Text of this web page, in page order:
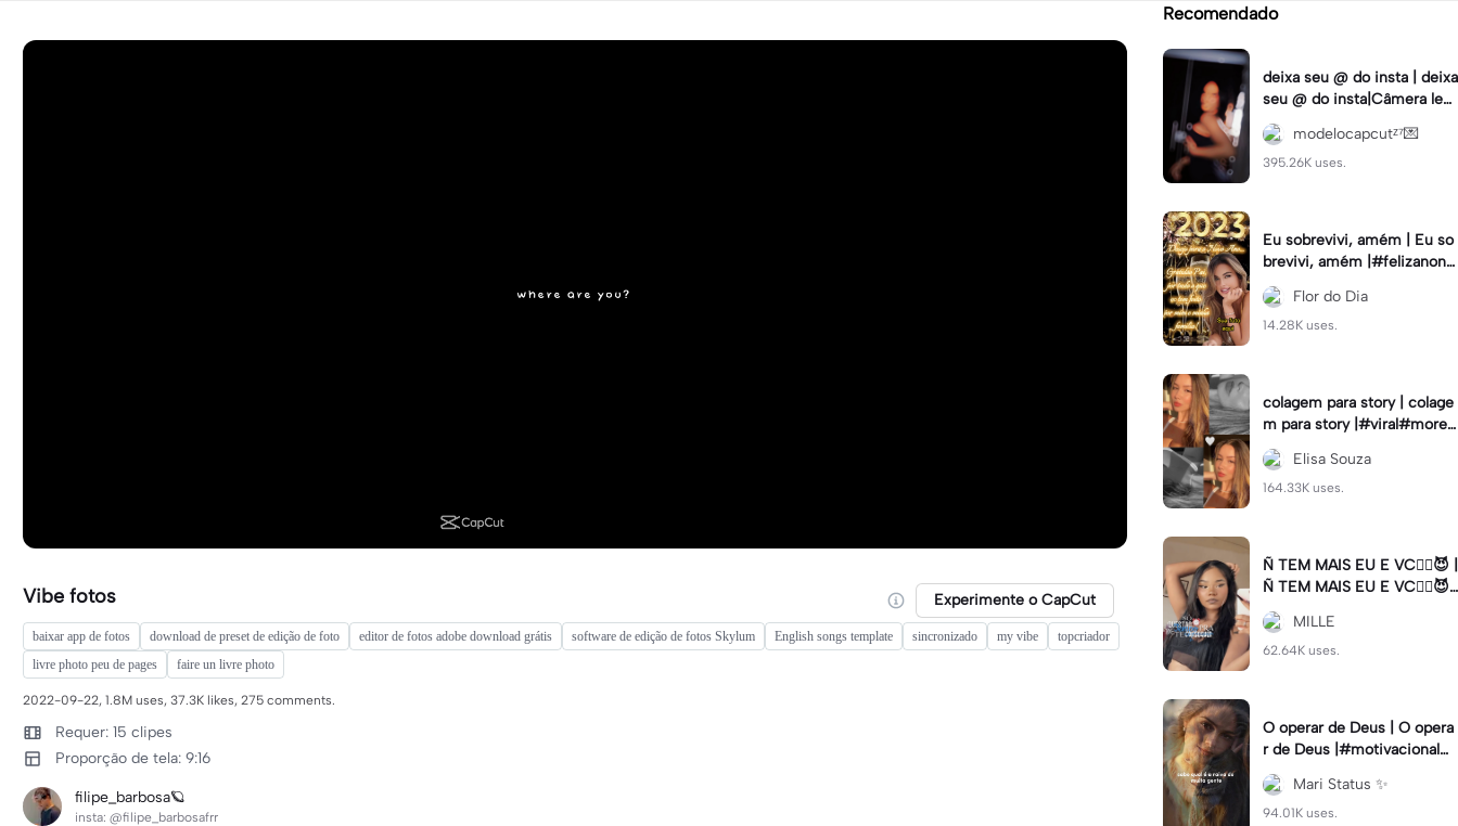
Vibe fotos Experimente o CapCut
baixar app de fotos download de preset de edição de foto editor de fotos adobe download grátis software de edição de fotos Skylum English songs template sincronizado my vibe
topcriador
livre photo peu de pages
faire un livre photo
2022-09-22, 1.8M uses, 37.3K likes, 275 comments.
Requer: 15 clipes
Proporção de tela: 9:16
filipe_barbosa🪐
insta: @filipe_barbosafrr
Recomendado
deixa seu @ do insta | deixa
seu @ do insta|Câmera lent
a #fyp #viral #trend #fyp
ツ⁠
modelocapcutᶻ⁷💌
395.26K uses.
Eu sobrevivi, amém | Eu so
brevivi, amém |#felizanono
#feliz2023
Flor do Dia
14.28K uses.
colagem para story | colage
m para story |#viral#moren
a#instastory#colagemdefo
tos#instaElisa Souza
164.33K uses.
Ñ TEM MAIS EU E VC😮‍💨😈 |
Ñ TEM MAIS EU E VC😮‍💨😈|
#naotemmaiseuevc #letras
dinamica #slow
MILLE
62.64K uses.
O operar de Deus | O opera
r de Deus |#motivacional#
deus#cristao#fe#viral
Mari Status ✨️
94.01K uses.